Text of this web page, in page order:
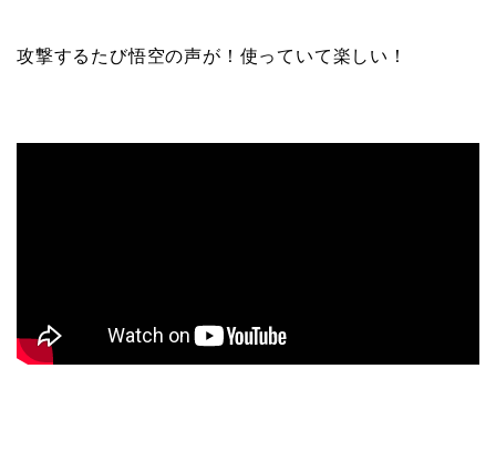
攻撃するたび悟空の声が！使っていて楽しい！